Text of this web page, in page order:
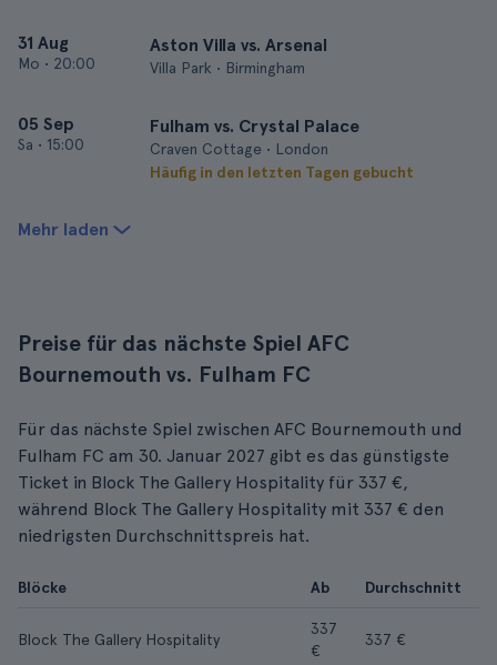
31 Aug
Mo • 20:00
Aston Villa vs. Arsenal
Villa Park • Birmingham
05 Sep
Sa • 15:00
Fulham vs. Crystal Palace
Craven Cottage • London
Häufig in den letzten Tagen gebucht
Mehr laden
Preise für das nächste Spiel AFC
Bournemouth vs. Fulham FC
Für das nächste Spiel zwischen AFC Bournemouth und
Fulham FC am 30. Januar 2027 gibt es das günstigste
Ticket in Block The Gallery Hospitality für 337 €,
während Block The Gallery Hospitality mit 337 € den
niedrigsten Durchschnittspreis hat.
Blöcke Ab Durchschnitt
Block The Gallery Hospitality
337
€
337 €